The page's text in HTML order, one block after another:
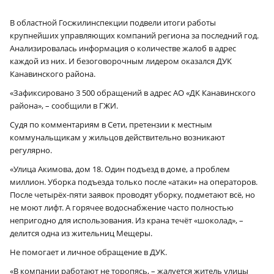
В областной Госжилинспекции подвели итоги работы
крупнейших управляющих компаний региона за последний год.
Анализировалась информация о количестве жалоб в адрес
каждой из них. И безоговорочным лидером оказался ДУК
Канавинского района.
«Зафиксировано 3 500 обращений в адрес АО «ДК Канавинского
района», – сообщили в ГЖИ.
Судя по комментариям в Сети, претензии к местным
коммунальщикам у жильцов действительно возникают
регулярно.
«Улица Акимова, дом 18. Один подъезд в доме, а проблем
миллион. Уборка подъезда только после «атаки» на операторов.
После четырёх-пяти заявок проводят уборку, подметают всё, но
не моют лифт. А горячее водоснабжение часто полностью
непригодно для использования. Из крана течёт «шоколад», –
делится одна из жительниц Мещеры.
Не помогает и личное обращение в ДУК.
«В компании работают не торопясь, – жалуется житель улицы